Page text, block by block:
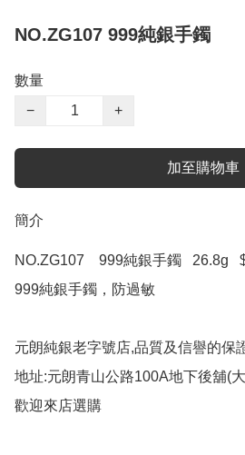
NO.ZG107 999純銀手鐲
數量
−
+
加至購物車
簡介
NO.ZG107    999純銀手鐲   26.8g
999純銀手鐲，防過敏
元朗純銀老字號店,品質及信譽的保
地址:元朗青山公路100A地下後舖(
歡迎來店選購